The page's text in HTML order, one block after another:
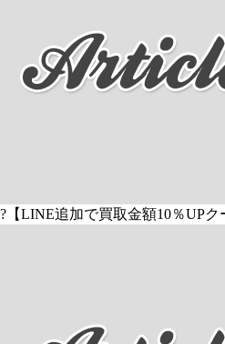
?【LINE追加で買取金額10％UPク